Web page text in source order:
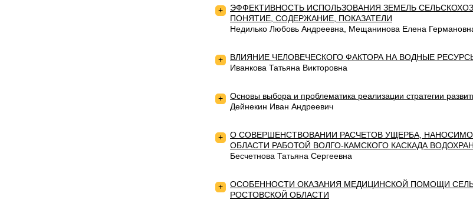
+
ЭФФЕКТИВНОСТЬ ИСПОЛЬЗОВАНИЯ ЗЕМЕЛЬ
ПОНЯТИЕ, СОДЕРЖАНИЕ, ПОКАЗАТЕЛИ
Недилько Любовь Андреевна, Мещанинова Елена
+ ВЛИЯНИЕ ЧЕЛОВЕЧЕСКОГО ФАКТОРА НА ВОДНЫЕ
Иванкова Татьяна Викторовна
+ Основы выбора и проблематика реализации стратегии
Дейнекин Иван Андреевич
+
О СОВЕРШЕНСТВОВАНИИ РАСЧЕТОВ УЩЕРБА,
ОБЛАСТИ РАБОТОЙ ВОЛГО-КАМСКОГО КАСКАДА
Бесчетнова Татьяна Сергеевна
+
ОСОБЕННОСТИ ОКАЗАНИЯ МЕДИЦИНСКОЙ ПОМОЩИ
РОСТОВСКОЙ ОБЛАСТИ